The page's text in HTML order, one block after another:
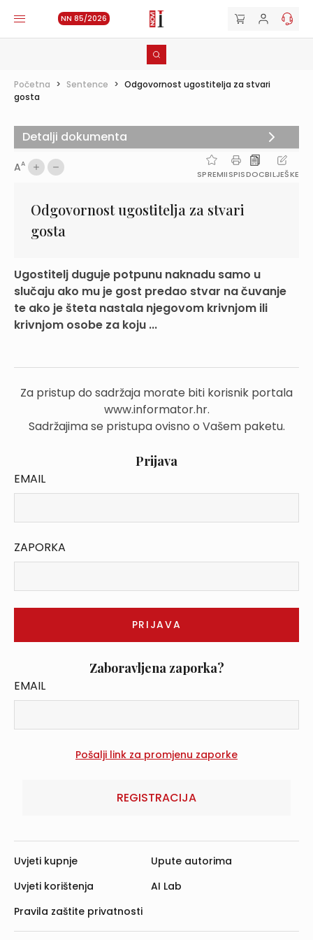
NN 85/2026
Početna > Sentence > Odgovornost ugostitelja za stvari
gosta
AA
SPREMIISPISDOCBILJEŠKE
Odgovornost ugostitelja za stvari
gosta
Ugostitelj duguje potpunu naknadu samo u
slučaju ako mu je gost predao stvar na čuvanje
te ako je šteta nastala njegovom krivnjom ili
krivnjom osobe za koju ...
Za pristup do sadržaja morate biti korisnik portala
www.informator.hr.
Sadržajima se pristupa ovisno o Vašem paketu.
Prijava
EMAIL
ZAPORKA
Zaboravljena zaporka?
EMAIL
REGISTRACIJA
Detalji dokumenta
Uvjeti kupnje
Uvjeti korištenja
Pravila zaštite privatnosti
Upute autorima
AI Lab